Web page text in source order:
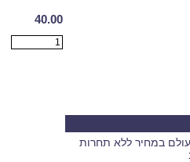
40.00
במחיר ללא תחרות